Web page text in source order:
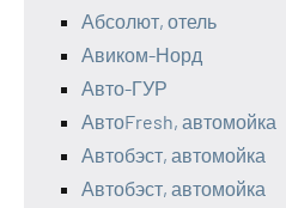
Абсолют, отель
Авиком-Норд
Авто-ГУР
АвтоFresh, автомойка
Автобэст, автомойка
Автобэст, автомойка